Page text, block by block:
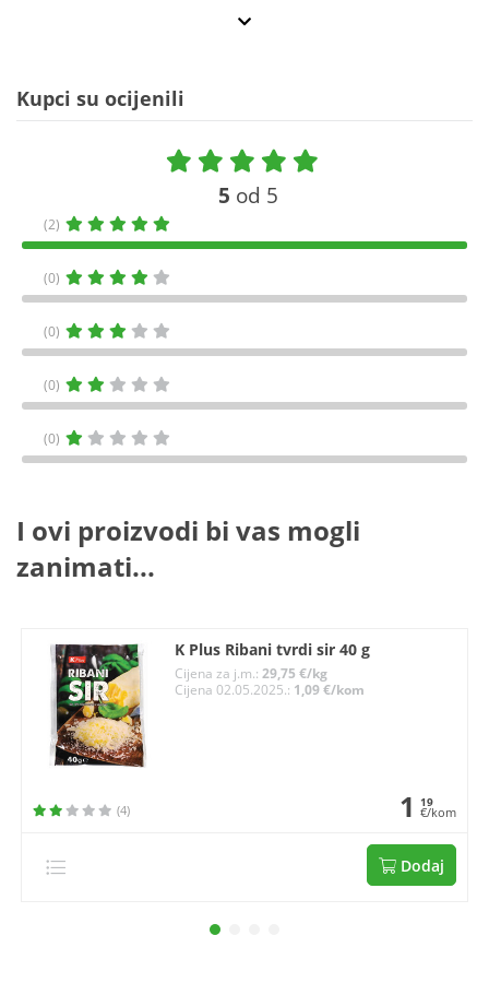
Kupci su ocijenili
5 od 5
(2)
(0)
(0)
(0)
(0)
I ovi proizvodi bi vas mogli
zanimati...
K Plus Ribani tvrdi sir 40 g
Cijena za j.m.:29,75 €/kg
Cijena 02.05.2025.: 1,09 €/kom
(4) 1 19
€/kom
Dodaj